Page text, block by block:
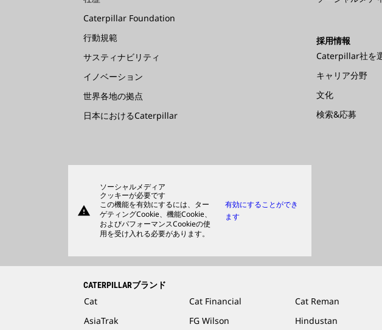
Caterpillar Foundation
行動規範
サスティナビリティ
イノベーション
世界各地の拠点
日本におけるCaterpillar
採用情報
Caterpillar社を
キャリア分野
文化
検索&応募
warning
ソーシャルメディア
クッキーが必要です
この機能を有効にするには、ター
ゲティングCookie、機能Cookie、
およびパフォーマンスCookieの使
用を受け入れる必要があります。
有効にすることができ
ます
CATERPILLARブランド
Cat Cat Financial Cat Reman
AsiaTrak
FG Wilson Hindustan